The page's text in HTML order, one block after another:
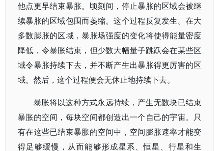
他点更早结束暴胀。顷刻间，停止暴胀的区域会被继
续暴胀的区域包围而萎缩。这个过程反复发生。在大
多数膨胀的区域，暴胀场强度的变化将使得能量密度
降低，令暴胀结束，但少数大幅量子跳跃会在某些区
域令暴胀持续下去，并不断产生出暴胀得更厉害的区
域。然后，这个过程便会无休止地持续下去。
暴胀将以这种方式永远持续，产生无数块已结束
暴胀的空间，每块空间都创造出一个自己的宇宙。只
有在这些已结束暴胀的空间中，空间膨胀速率才能变
得足够缓慢，从而能够形成星系、恒星、行星和生